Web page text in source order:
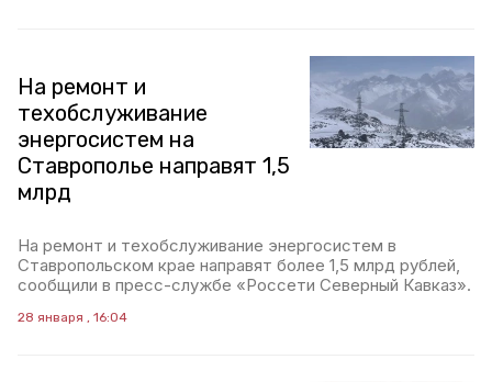
На ремонт и
техобслуживание
энергосистем на
Ставрополье направят 1,5
млрд
На ремонт и техобслуживание энергосистем в
Ставропольском крае направят более 1,5 млрд рублей,
сообщили в пресс-службе «Россети Северный Кавказ».
28 января , 16:04